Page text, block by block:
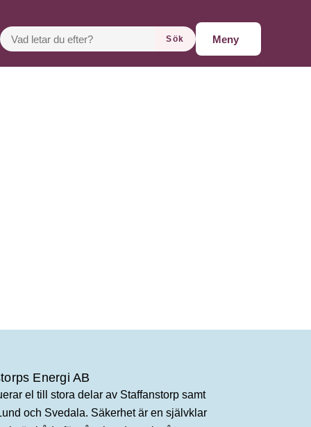
VAD LETAR DU EFTER?
Sök
Meny
Energi AB
el till stora delar av Staffanstorp samt
och Svedala. Säkerhet är en självklar